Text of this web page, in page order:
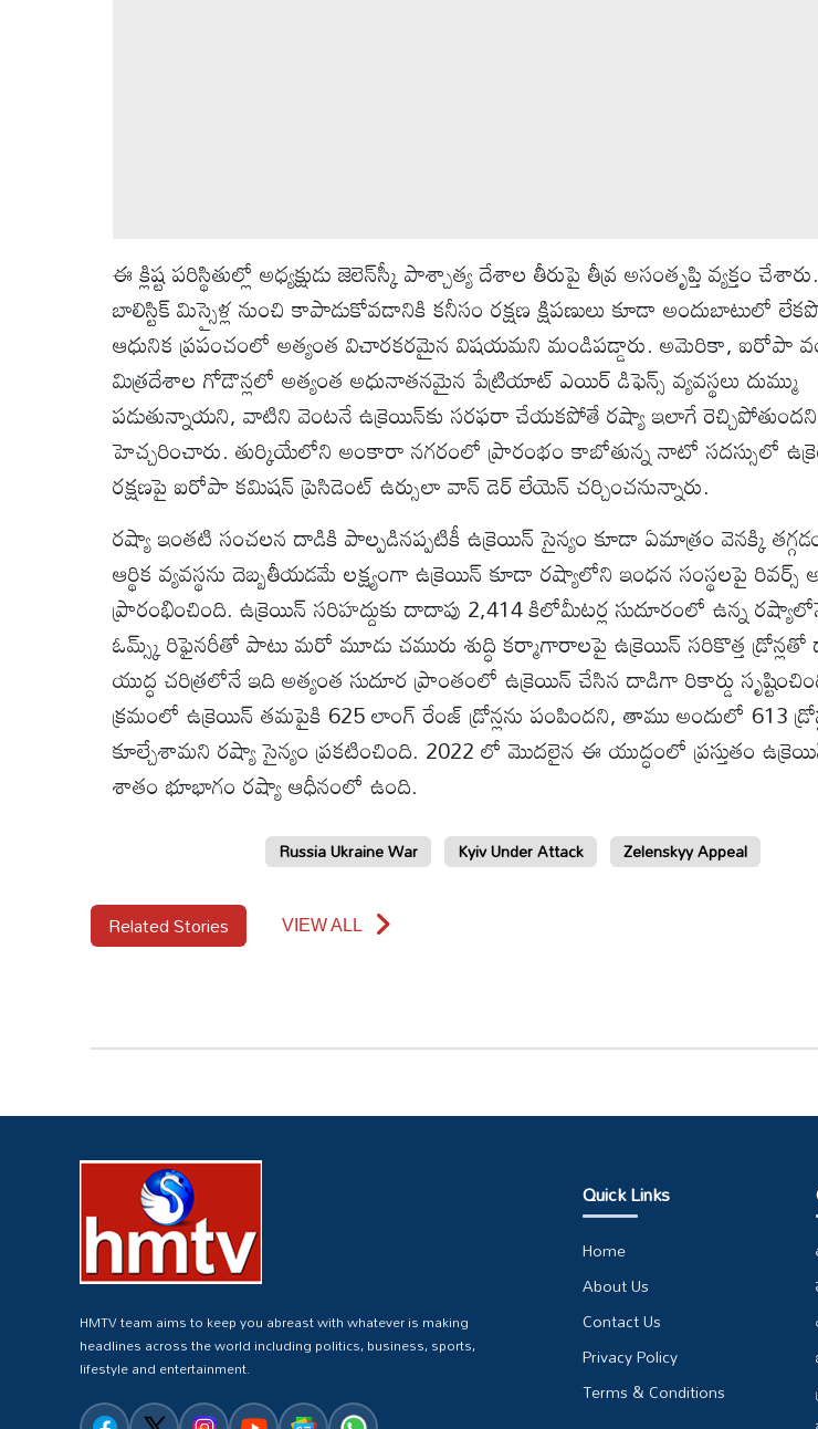
ఈ క్లిష్ట పరిస్థితుల్లో అధ్యక్షుడు జెలెన్‌స్కీ పాశ్చాత్య దేశాల తీరుపై తీవ్ర అసంతృప్తి వ్యక్తం
బాలిస్టిక్ మిస్సైళ్ల నుంచి కాపాడుకోవడానికి కనీసం రక్షణ క్షిపణులు కూడా అందుబాటులో
ఆధునిక ప్రపంచంలో అత్యంత విచారకరమైన విషయమని మండిపడ్డారు. అమెరికా, ఐరోపా
మిత్రదేశాల గోడౌన్లలో అత్యంత అధునాతనమైన పేట్రియాట్ ఎయిర్ డిఫెన్స్ వ్యవస్థలు దుమ్ము
పడుతున్నాయని, వాటిని వెంటనే ఉక్రెయిన్‌కు సరఫరా చేయకపోతే రష్యా ఇలాగే రెచ్చిపోతుందని
హెచ్చరించారు. తుర్కియేలోని అంకారా నగరంలో ప్రారంభం కాబోతున్న నాటో సదస్సులో
రక్షణపై ఐరోపా కమిషన్ ప్రెసిడెంట్ ఉర్సులా వాన్ డెర్ లేయెన్ చర్చించనున్నారు.
రష్యా ఇంతటి సంచలన దాడికి పాల్పడినప్పటికీ ఉక్రెయిన్ సైన్యం కూడా ఏమాత్రం వెనక్కి
ఆర్థిక వ్యవస్థను దెబ్బతీయడమే లక్ష్యంగా ఉక్రెయిన్ కూడా రష్యాలోని ఇంధన సంస్థలపై
ప్రారంభించింది. ఉక్రెయిన్ సరిహద్దుకు దాదాపు 2,414 కిలోమీటర్ల సుదూరంలో ఉన్న
ఓమ్స్క్ రిఫైనరీతో పాటు మరో మూడు చమురు శుద్ధి కర్మాగారాలపై ఉక్రెయిన్ సరికొత్త
యుద్ధ చరిత్రలోనే ఇది అత్యంత సుదూర ప్రాంతంలో ఉక్రెయిన్ చేసిన దాడిగా రికార్డు
క్రమంలో ఉక్రెయిన్ తమపైకి 625 లాంగ్ రేంజ్ డ్రోన్లను పంపిందని, తాము అందులో 613
కూల్చేశామని రష్యా సైన్యం ప్రకటించింది. 2022 లో మొదలైన ఈ యుద్ధంలో ప్రస్తుతం
శాతం భూభాగం రష్యా ఆధీనంలో ఉంది.
Russia Ukraine War Kyiv Under Attack Zelenskyy Appeal
Related Stories VIEW ALL
HMTV team aims to keep you abreast with whatever is making
headlines across the world including politics, business, sports,
lifestyle and entertainment.
Quick Links
Home
About Us
Contact Us
Privacy Policy
Terms & Conditions